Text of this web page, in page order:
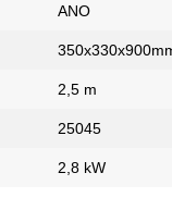
ANO
2,5 m
25045
2,8 kW